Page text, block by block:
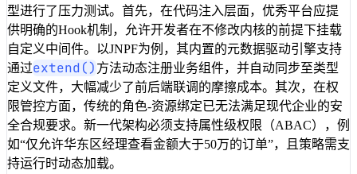
型进行了压力测试。首先，在代码注入层面，优秀平台应提
供明确的Hook机制，允许开发者在不修改内核的前提下挂载
自定义中间件。以JNPF为例，其内置的元数据驱动引擎支持
通过extend() 方法动态注册业务组件，并自动同步至类型
定义文件，大幅减少了前后端联调的摩擦成本。其次，在权
限管控方面，传统的角色-资源绑定已无法满足现代企业的安
全合规要求。新一代架构必须支持属性级权限（ABAC），例
如“仅允许华东区经理查看金额大于50万的订单”，且策略需支
持运行时动态加载。